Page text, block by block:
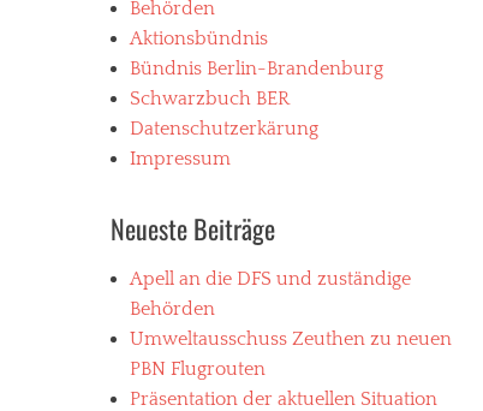
Behörden
Aktionsbündnis
Bündnis Berlin-Brandenburg
Schwarzbuch BER
Datenschutzerkärung
Impressum
Neueste Beiträge
Apell an die DFS und zuständige
Behörden
Umweltausschuss Zeuthen zu neuen
PBN Flugrouten
Präsentation der aktuellen Situation